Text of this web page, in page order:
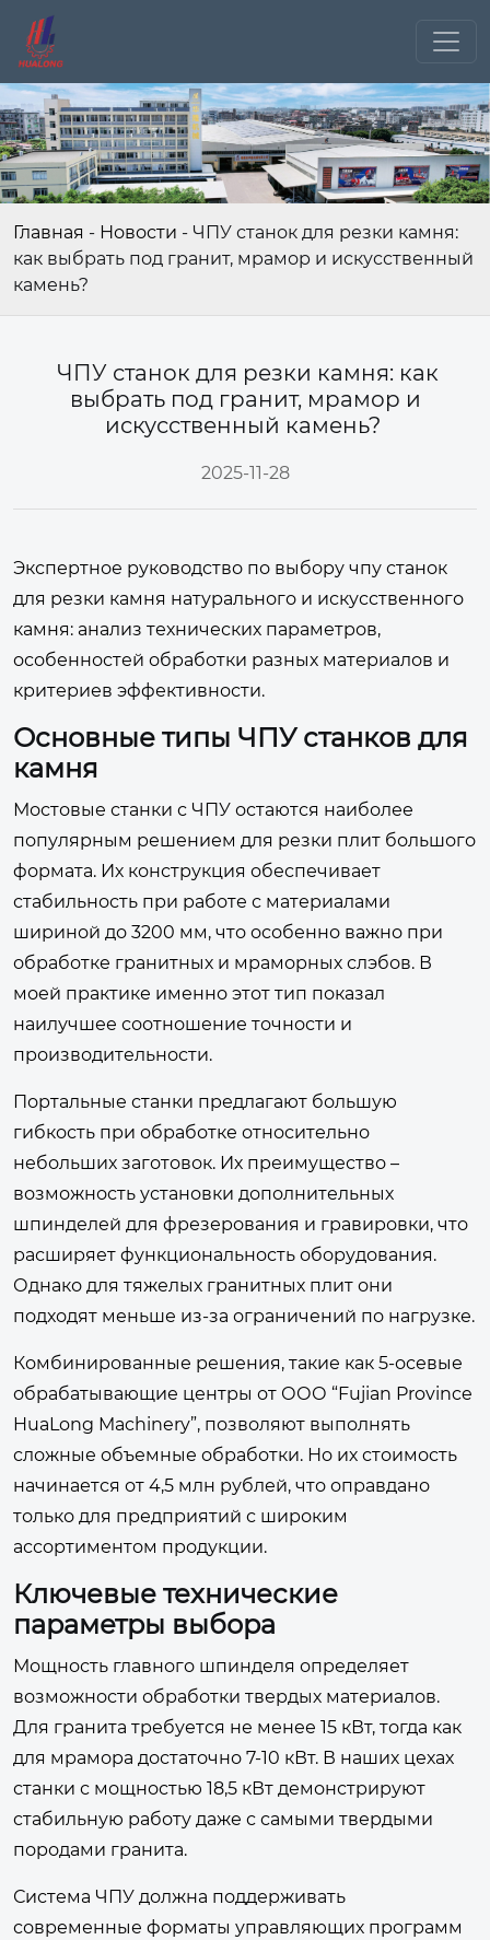
Главная - Новости - ЧПУ станок для резки камня:
как выбрать под гранит, мрамор и искусственный
камень?
ЧПУ станок для резки камня: как
выбрать под гранит, мрамор и
искусственный камень?
2025-11-28
Экспертное руководство по выбору чпу станок
для резки камня натурального и искусственного
камня: анализ технических параметров,
особенностей обработки разных материалов и
критериев эффективности.
Основные типы ЧПУ станков для
камня
Мостовые станки с ЧПУ остаются наиболее
популярным решением для резки плит большого
формата. Их конструкция обеспечивает
стабильность при работе с материалами
шириной до 3200 мм, что особенно важно при
обработке гранитных и мраморных слэбов. В
моей практике именно этот тип показал
наилучшее соотношение точности и
производительности.
Портальные станки предлагают большую
гибкость при обработке относительно
небольших заготовок. Их преимущество –
возможность установки дополнительных
шпинделей для фрезерования и гравировки, что
расширяет функциональность оборудования.
Однако для тяжелых гранитных плит они
подходят меньше из-за ограничений по нагрузке.
Комбинированные решения, такие как 5-осевые
обрабатывающие центры от ООО “Fujian Province
HuaLong Machinery”, позволяют выполнять
сложные объемные обработки. Но их стоимость
начинается от 4,5 млн рублей, что оправдано
только для предприятий с широким
ассортиментом продукции.
Ключевые технические
параметры выбора
Мощность главного шпинделя определяет
возможности обработки твердых материалов.
Для гранита требуется не менее 15 кВт, тогда как
для мрамора достаточно 7-10 кВт. В наших цехах
станки с мощностью 18,5 кВт демонстрируют
стабильную работу даже с самыми твердыми
породами гранита.
Система ЧПУ должна поддерживать
современные форматы управляющих программ